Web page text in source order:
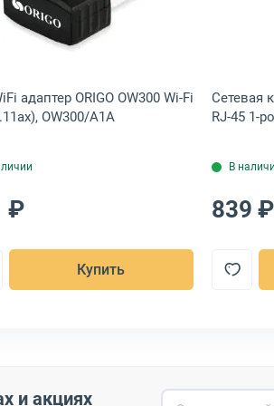
EX281223RUS
Mercusys MA14N Wi-Fi 6 (802.11ax), MA14N
Открыть товар: USB WiFi
адаптер ORIGO OW300 Wi-Fi
OW300/A1A
₽
Купить
Сетевая
RJ-45 1-
В
839 ₽
и акциях